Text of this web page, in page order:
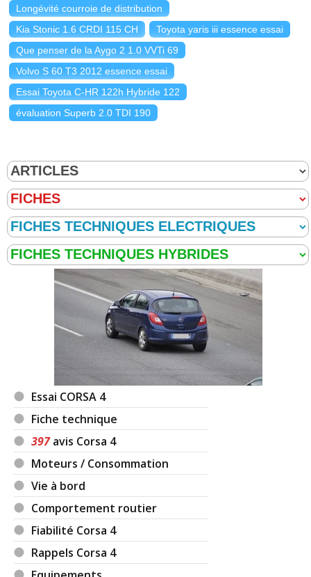
Longévité courroie de distribution
Kia Stonic 1.6 CRDI 115 CH
Toyota yaris iii essence essai
Que penser de la Aygo 2 1.0 VVTi 69
Volvo S 60 T3 2012 essence essai
Essai Toyota C-HR 122h Hybride 122
évaluation Superb 2.0 TDI 190
Essai CORSA 4
Fiche technique
397avis Corsa 4
Moteurs / Consommation
Vie à bord
Comportement routier
Fiabilité Corsa 4
Rappels Corsa 4